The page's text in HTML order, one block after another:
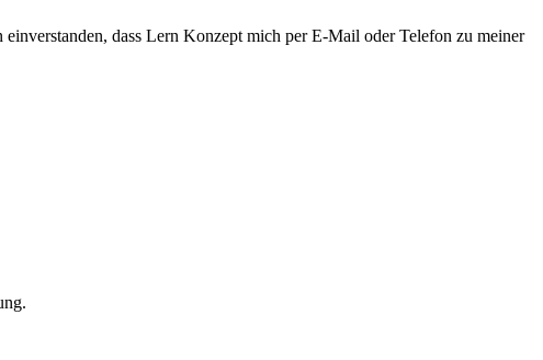
einverstanden, dass Lern Konzept mich per E-Mail oder Telefon zu meiner